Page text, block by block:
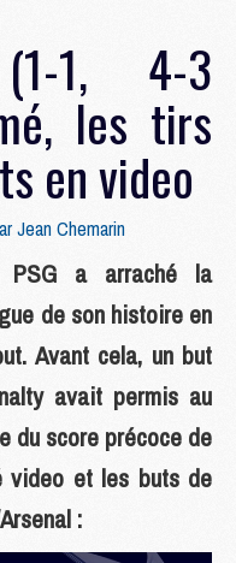
(1-1, 4-3
les tirs
en video
Jean Chemarin
a arraché la
de son histoire en
Avant cela, un but
avait permis au
du score précoce de
video et les buts de
: